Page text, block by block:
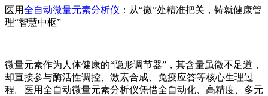
医用全自动微量元素分析仪 ：从“微”处精准把关，铸就健康管
理“智慧中枢”
微量元素作为人体健康的“隐形调节器”，其含量虽微不足道，
却直接参与酶活性调控、激素合成、免疫应答等核心生理过
程。医用全自动微量元素分析仪凭借全自动化、高精度、多元